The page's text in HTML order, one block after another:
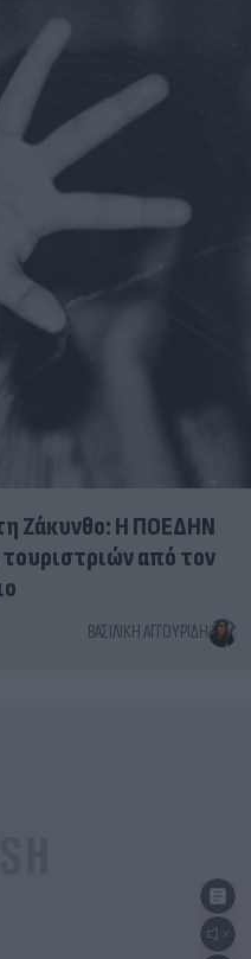
Ζάκυνθο: Η ΠΟΕΔΗΝ
από τον
ΒΑΣΙΛΙΚΉ ΑΓΓΟΥΡΊΔΗ